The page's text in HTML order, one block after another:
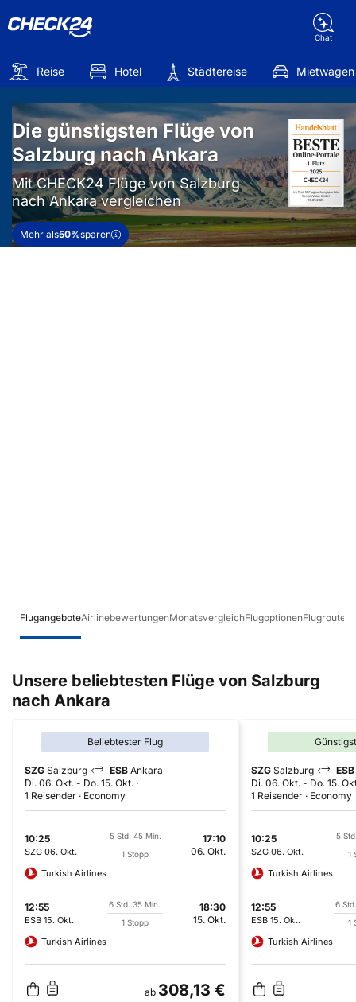
Chat
Reise Hotel Städtereise Mietwagen
Die günstigsten Flüge von
Salzburg nach Ankara
Mit CHECK24 Flüge von Salzburg
nach Ankara vergleichen
Mehr als50%sparen
FlugangeboteAirlinebewertungenMonatsvergleichFlugoptionenFlugrouten
Unsere beliebtesten Flüge von Salzburg
nach Ankara
Beliebtester Flug
SZG Salzburg ESB Ankara
Di. 06. Okt. - Do. 15. Okt.
1 Reisender
Economy
10:25
SZG 06. Okt.
5 Std. 45 Min.
1 Stopp
17:10
06. Okt.
Turkish Airlines
12:55
ESB 15. Okt.
6 Std. 35 Min.
1 Stopp
18:30
15. Okt.
Turkish Airlines
ab 308,13 €
SZG Salzburg
ESB
Di. 06. Okt. - Do. 15.
1 Reisender
Economy
10:25
SZG 06. Okt.
5
1
Turkish Airlines
12:55
ESB 15. Okt.
6
1
Turkish Airlines